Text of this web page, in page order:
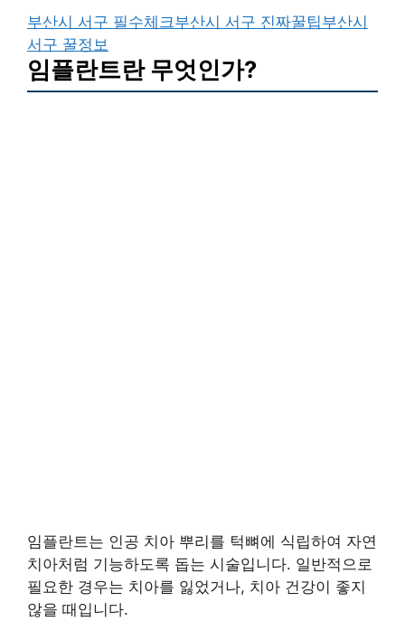
부산시 서구 필수체크부산시 서구 진짜꿀팁부산시
서구 꿀정보
임플란트란 무엇인가?
임플란트는 인공 치아 뿌리를 턱뼈에 식립하여 자연
치아처럼 기능하도록 돕는 시술입니다. 일반적으로
필요한 경우는 치아를 잃었거나, 치아 건강이 좋지
않을 때입니다.